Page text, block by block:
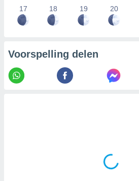
17 18 19 20
Voorspelling delen